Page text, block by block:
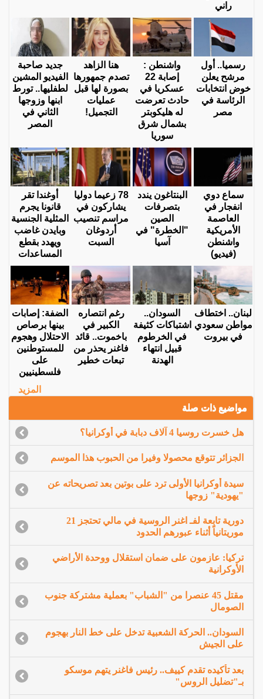
راني
رسميا.. أول
مرشح يعلن
خوض انتخابات
الرئاسة في
مصر
واشنطن :
إصابة 22
عسكريا في
حادث تعرضت
له هليكوبتر
بشمال شرق
سوريا
هنا الزاهد
تصدم جمهورها
بصورة لها قبل
عمليات
التجميل!
جديد صاحبة
الفيديو المشين
لطفليها.. تورط
ابنها وزوجها
الثاني في
المصر
سماع دوي
انفجار في
العاصمة
الأمريكية
واشنطن
(فيديو)
البنتاغون يندد
بتصرفات
الصين
"الخطرة" في
آسيا
78 زعيما دوليا
يشاركون في
مراسم تنصيب
أردوغان
السبت
أوغندا تقر
قانونا يجرم
المثلية الجنسية
وبايدن غاضب
ويهدد بقطع
المساعدات
لبنان.. اختطاف
مواطن سعودي
في بيروت
السودان..
اشتباكات كثيفة
في الخرطوم
قبيل انتهاء
الهدنة
رغم انتصاره
الكبير في
باخموت.. قائد
فاغنر يحذر من
تبعات خطير
الضفة: إصابات
بينها برصاص
الاحتلال وهجوم
للمستوطنين
على
فلسطينيين
المزيد
مواضيع ذات صلة
هل خسرت روسيا 4 آلاف دبابة في أوكرانيا؟
الجزائر تتوقع محصولا وفيرا من الحبوب هذا الموسم
سيدة أوكرانيا الأولى ترد على بوتين بعد تصريحاته عن
"يهودية" زوجها
دورية تابعة لفـ اغنر الروسية في مالي تحتجز 21
موريتانياً أثناء عبورهم الحدود
تركيا: عازمون على ضمان استقلال ووحدة الأراضي
الأوكرانية
مقتل 45 عنصرا من "الشباب" بعملية مشتركة جنوب
الصومال
السودان.. الحركة الشعبية تدخل على خط النار بهجوم
على الجيش
بعد تأكيده تقدم كييف.. رئيس فاغنر يتهم موسكو
بـ"تضليل الروس"